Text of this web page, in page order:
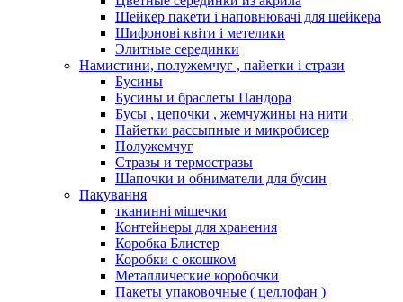
Шейкер пакети і наповнювачі для шейкера
Шифонові квіти і метелики
Элитные серединки
Намистини, полужемчуг , пайетки і стрази
Бусины
Бусины и браслеты Пандора
Бусы , цепочки , жемчужины на нити
Пайетки рассыпные и микробисер
Полужемчуг
Стразы и термостразы
Шапочки и обниматели для бусин
Пакування
тканинні мішечки
Контейнеры для хранения
Коробка Блистер
Коробки с окошком
Металлические коробочки
Пакеты упаковочные ( целлофан )